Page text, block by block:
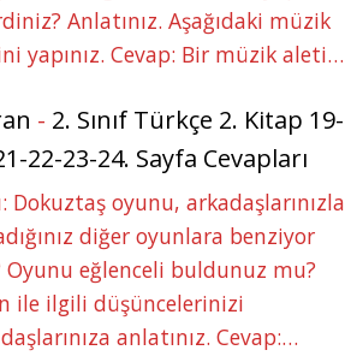
Anlatınız. Aşağıdaki müzik
yapınız. Cevap: Bir müzik aleti…
- 2. Sınıf Türkçe 2. Kitap 19-
22-23-24. Sayfa Cevapları
Dokuztaş oyunu, arkadaşlarınızla
diğer oyunlara benziyor
Oyunu eğlenceli buldunuz mu?
ile ilgili düşüncelerinizi
anlatınız. Cevap:…